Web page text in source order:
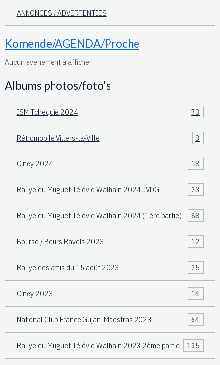
ANNONCES / ADVERTENTIES
Komende/AGENDA/Proche
Aucun évènement à afficher.
Albums photos/foto's
ISM Tchéquie 2024 73
Rétromobile Villers-la-Ville 3
Ciney 2024 18
Rallye du Muguet Télévie Walhain 2024 JVDG 23
Rallye du Muguet Télévie Walhain 2024 (1ère partie) 88
Bourse / Beurs Ravels 2023 12
Rallye des amis du 15 août 2023 25
Ciney 2023 14
National Club France Gujan-Maestras 2023 64
Rallye du Muguet Télévie Walhain 2023 2ème partie 135